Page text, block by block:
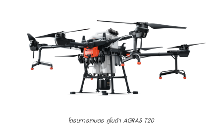
โดรนการเกษตร คูโบต้า AGRAS T20